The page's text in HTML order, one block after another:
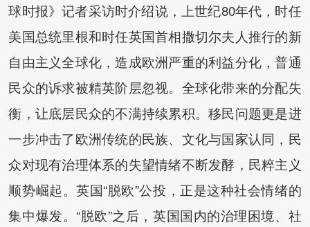
球时报》记者采访时介绍说，上世纪80年代，时任
美国总统里根和时任英国首相撒切尔夫人推行的新
自由主义全球化，造成欧洲严重的利益分化，普通
民众的诉求被精英阶层忽视。全球化带来的分配失
衡，让底层民众的不满持续累积。移民问题更是进
一步冲击了欧洲传统的民族、文化与国家认同，民
众对现有治理体系的失望情绪不断发酵，民粹主义
顺势崛起。英国“脱欧”公投，正是这种社会情绪的
集中爆发。“脱欧”之后，英国国内的治理困境、社